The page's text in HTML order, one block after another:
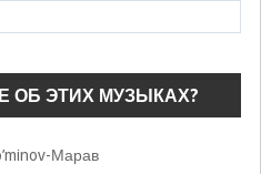
ОБ ЭТИХ МУЗЫКАХ?
Марав